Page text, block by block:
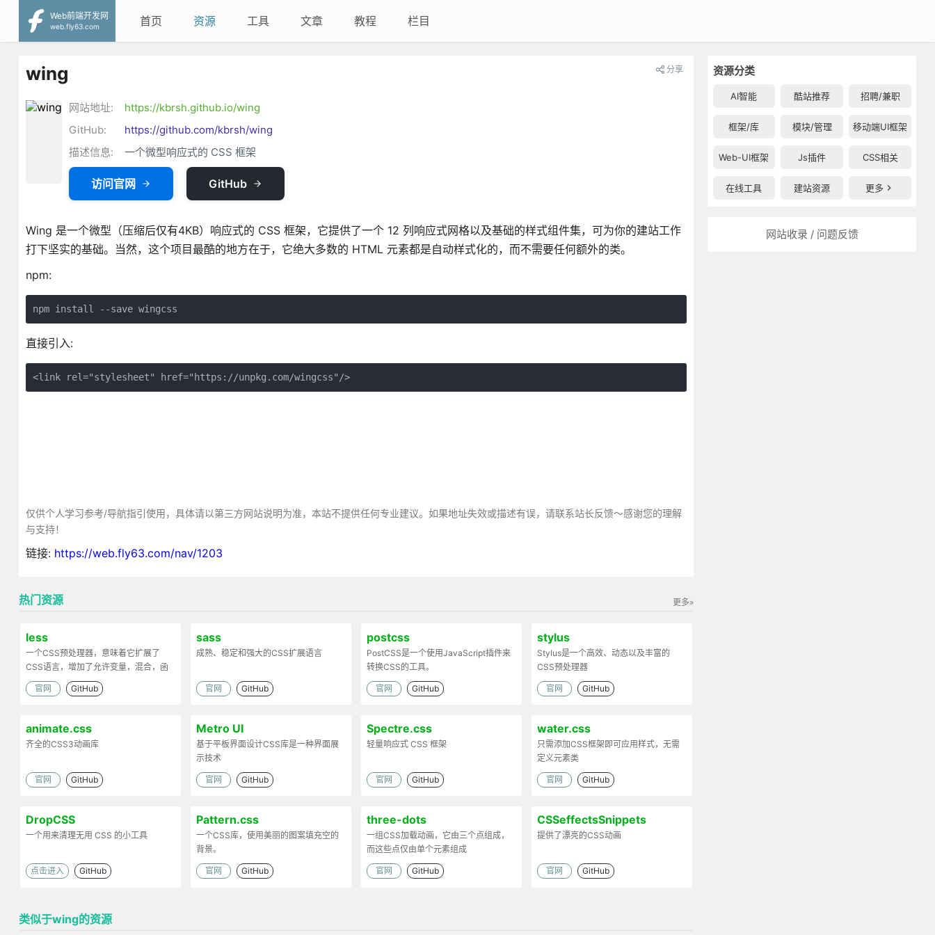
Web前端开发网
web.fly63.com
首页 资源 工具 文章 教程 栏目
资源分类
AI智能 酷站推荐 招聘/兼职
框架/库 模块/管理 移动端UI框架
Web-UI框架 Js插件 CSS相关
在线工具 建站资源 更多
网站收录 / 问题反馈
wing 分享
网站地址:
https://kbrsh.github.io/wing
GitHub:
https://github.com/kbrsh/wing
描述信息:
一个微型响应式的 CSS 框架
访问官网 GitHub
Wing 是一个微型（压缩后仅有4KB）响应式的 CSS 框架，它提供了一个 12 列响应式网格以及基础的样式组件集，可为你的建站工作
打下坚实的基础。当然，这个项目最酷的地方在于，它绝大多数的 HTML 元素都是自动样式化的，而不需要任何额外的类。
npm:
npm install --save wingcss
直接引入:
<link rel="stylesheet" href="https://unpkg.com/wingcss"/>
仅供个人学习参考/导航指引使用，具体请以第三方网站说明为准，本站不提供任何专业建议。如果地址失效或描述有误，请联系站长反馈～感谢您的理解
与支持！
链接: https://web.fly63.com/nav/1203
更多»
热门资源
less
一个CSS预处理器，意味着它扩展了
CSS语言，增加了允许变量，混合，函
数和许多其他技术的功能
官网 GitHub
sass
成熟、稳定和强大的CSS扩展语言
官网 GitHub
postcss
PostCSS是一个使用JavaScript插件来
转换CSS的工具。
官网 GitHub
stylus
Stylus是一个高效、动态以及丰富的
CSS预处理器
官网 GitHub
animate.css
齐全的CSS3动画库
官网 GitHub
Metro UI
基于平板界面设计CSS库是一种界面展
示技术
官网 GitHub
Spectre.css
轻量响应式 CSS 框架
官网 GitHub
water.css
只需添加CSS框架即可应用样式，无需
定义元素类
官网 GitHub
DropCSS
一个用来清理无用 CSS 的小工具
点击进入 GitHub
Pattern.css
一个CSS库，使用美丽的图案填充空的
背景。
官网 GitHub
three-dots
一组CSS加载动画，它由三个点组成，
而这些点仅由单个元素组成
官网 GitHub
CSSeffectsSnippets
提供了漂亮的CSS动画
官网 GitHub
类似于wing的资源